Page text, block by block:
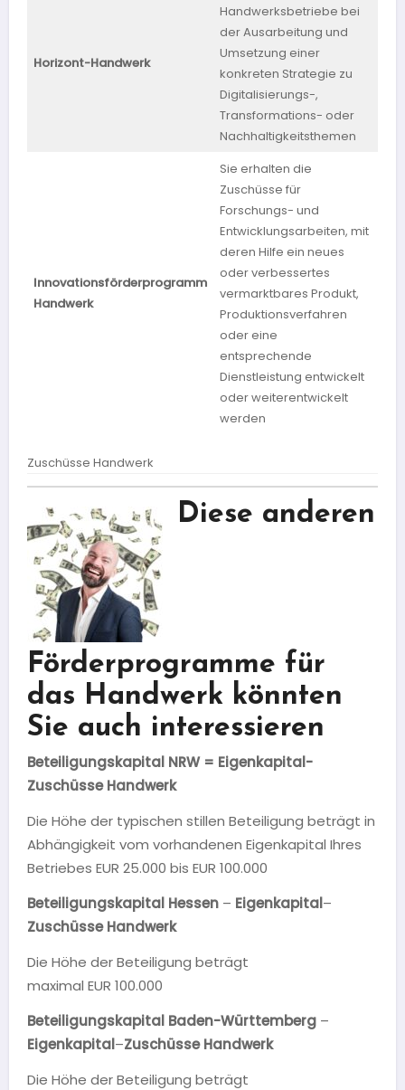
Horizont-Handwerk
Handwerksbetriebe bei
der Ausarbeitung und
Umsetzung einer
konkreten Strategie zu
Digitalisierungs-,
Transformations- oder
Nachhaltigkeitsthemen
Innovationsförderprogramm
Handwerk
Sie erhalten die
Zuschüsse für
Forschungs- und
Entwicklungsarbeiten, mit
deren Hilfe ein neues
oder verbessertes
vermarktbares Produkt,
Produktionsverfahren
oder eine
entsprechende
Dienstleistung entwickelt
oder weiterentwickelt
werden
Zuschüsse Handwerk
Diese anderen
Förderprogramme für
das Handwerk könnten
Sie auch interessieren
Beteiligungskapital NRW = Eigenkapital-
Zuschüsse Handwerk
Die Höhe der typischen stillen Beteiligung beträgt in
Abhängigkeit vom vorhandenen Eigenkapital Ihres
Betriebes EUR 25.000 bis EUR 100.000
Beteiligungskapital Hessen– Eigenkapital–
Zuschüsse Handwerk
Die Höhe der Beteiligung beträgt
maximal EUR 100.000
Beteiligungskapital Baden-Württemberg–
Eigenkapital–Zuschüsse Handwerk
Die Höhe der Beteiligung beträgt